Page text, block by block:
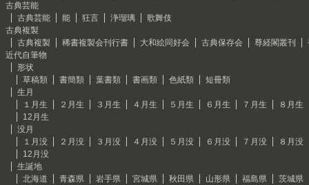
古典芸能
古典芸能
能 狂言 浄瑠璃
歌舞伎
古典複製
古典複製
稀書複製会刊行書 大和絵同好会 古典保存会 尊経閣叢刊
近代自筆物
形状
草稿類
書簡類 葉書類 書画類 色紙類
短冊類
生月
１月生
２月生 ３月生 ４月生 ５月生 ６月生 ７月生
８月生
12月生
没月
１月没
２月没 ３月没 ４月没 ５月没 ６月没 ７月没
８月没
12月没
生誕地
北海道
青森県 岩手県 宮城県 秋田県 山形県 福島県
茨城県